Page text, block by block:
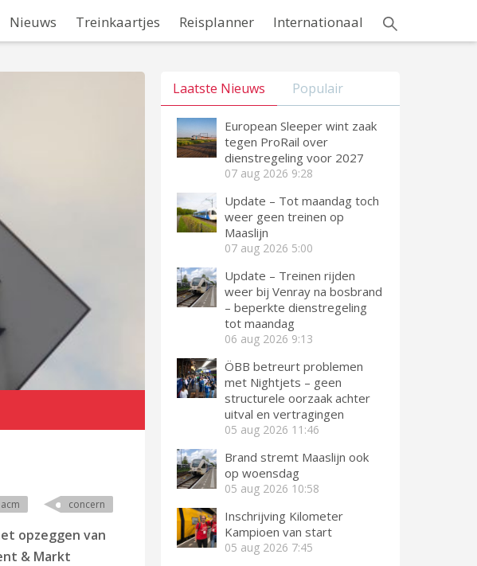
Nieuws Treinkaartjes Reisplanner Internationaal
acm concern
opzeggen van
& Markt
Laatste Nieuws Populair
European Sleeper wint zaak
tegen ProRail over
dienstregeling voor 2027
07 aug 2026 9:28
Update – Tot maandag toch
weer geen treinen op
Maaslijn
07 aug 2026 5:00
Update – Treinen rijden
weer bij Venray na bosbrand
– beperkte dienstregeling
tot maandag
06 aug 2026 9:13
ÖBB betreurt problemen
met Nightjets – geen
structurele oorzaak achter
uitval en vertragingen
05 aug 2026 11:46
Brand stremt Maaslijn ook
op woensdag
05 aug 2026 10:58
Inschrijving Kilometer
Kampioen van start
05 aug 2026 7:45